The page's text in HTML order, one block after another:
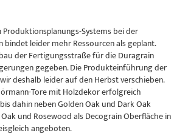
Systems bei der
bindet leider mehr Ressourcen als geplant.
der Fertigungsstraße für die Duragrain
gegeben. Die Produkteinführung der
deshalb leider auf den Herbst verschieben.
Tore mit Holzdekor erfolgreich
dahin neben Golden Oak und Dark Oak
und Rosewood als Decograin Oberfläche in
angeboten.